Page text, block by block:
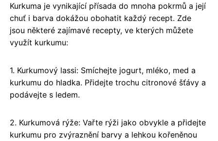
Kurkuma je vynikající přísada do mnoha pokrmů a její
chuť i barva dokážou obohatit každý recept. Zde
jsou některé zajímavé recepty, ve kterých můžete
využít kurkumu:
1. Kurkumový lassi: Smíchejte jogurt, mléko, med a
kurkumu do hladka. Přidejte trochu citronové šťávy a
podávejte s ledem.
2. Kurkumová rýže: Vařte rýži jako obvykle a přidejte
kurkumu pro zvýraznění barvy a lehkou kořeněnou